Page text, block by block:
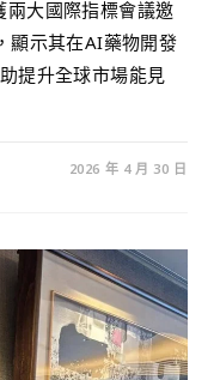
大國際指標會議邀
顯示其在AI藥物開發
提升全球市場能見
2026 年 4 月 30 日